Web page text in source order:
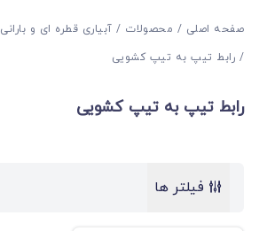
صفحه اصلی محصولات آبیاری قطره ای و بارانی
رابط تیپ به تیپ کشویی
رابط تیپ به تیپ کشویی
فیلتر ها